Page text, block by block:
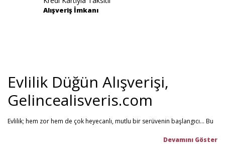
Alışveriş İmkanı
Evlilik Düğün Alışverişi,
Gelincealisveris.com
Evlilik; hem zor hem de çok heyecanlı, mutlu bir serüvenin başlangıcı... Bu
Gelince Alışveriş; 2013 senesinden beri hizmet veren ve müşteri